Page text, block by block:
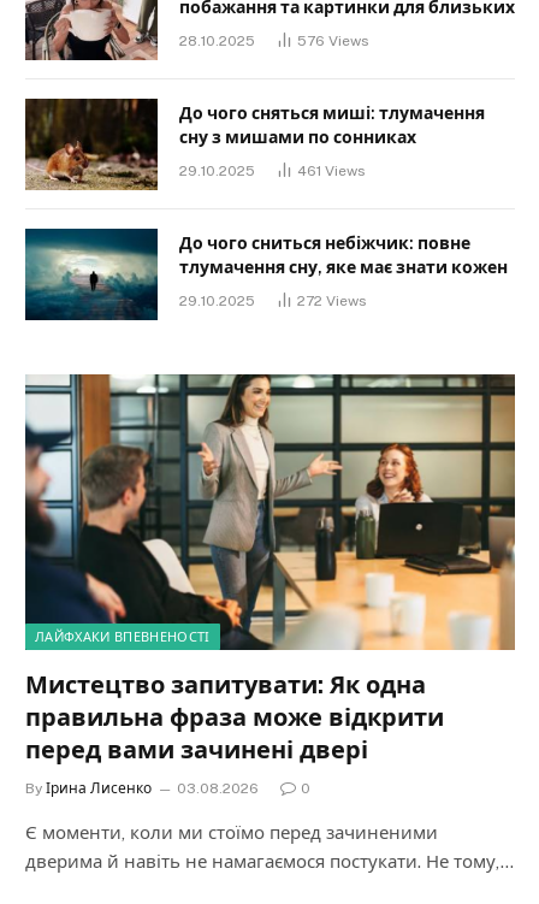
побажання та картинки для близьких
28.10.2025 576 Views
До чого сняться миші: тлумачення
сну з мишами по сонниках
29.10.2025 461 Views
До чого сниться небіжчик: повне
тлумачення сну, яке має знати кожен
29.10.2025 272 Views
ЛАЙФХАКИ ВПЕВНЕНОСТІ
Мистецтво запитувати: Як одна
правильна фраза може відкрити
перед вами зачинені двері
By Ірина Лисенко 03.08.2026 0
Є моменти, коли ми стоїмо перед зачиненими
дверима й навіть не намагаємося постукати. Не тому,…